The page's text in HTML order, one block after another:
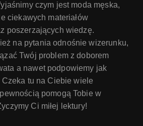
czym jest moda męska,
ciekawych materiałów
poszerzających wiedzę.
na pytania odnośnie wizerunku,
Twój problem z doborem
a nawet podpowiemy jak
Czeka tu na Ciebie wiele
pomogą Tobie w
Ci miłej lektury!